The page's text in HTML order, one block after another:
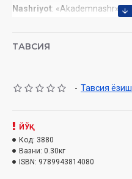
Nashriyot: «Akademnashr»
ISBN: 978-9943-8518-3-2
ТАВСИЯ
- Тавсия ёзиш
ЙЎҚ
Код: 3880
Вазни: 0.30кг
ISBN: 9789943814080